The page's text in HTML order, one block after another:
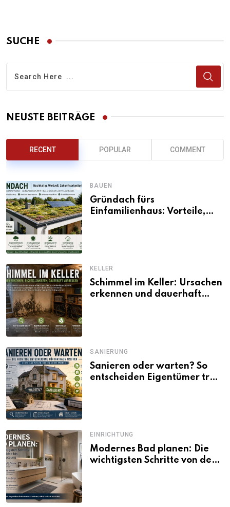
SUCHE
NEUSTE BEITRÄGE
RECENT POPULAR COMMENT
BAUEN
Gründach fürs
Einfamilienhaus: Vorteile,
KELLER
Schimmel im Keller: Ursachen
erkennen und dauerhaft
SANIERUNG
Sanieren oder warten? So
entscheiden Eigentümer trotz
EINRICHTUNG
Modernes Bad planen: Die
wichtigsten Schritte von der